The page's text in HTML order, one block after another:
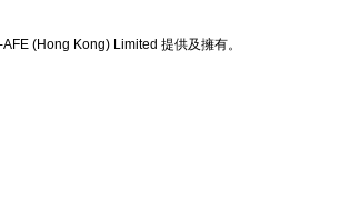
(Hong Kong) Limited 提供及擁有。